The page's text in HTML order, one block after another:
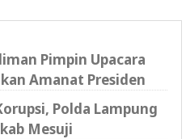
Pimpin Upacara
Amanat Presiden
Polda Lampung
Mesuji